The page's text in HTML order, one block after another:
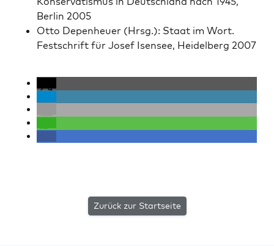
Berlin 2005
Otto Depen­heuer (Hrsg.): Staat im Wort.
Festschrift für Josef Isensee, Hei­del­berg 2007
Zurück zur Startseite